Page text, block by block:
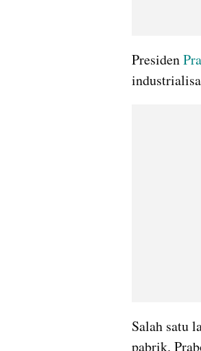
Presiden
Salah satu
pabrik.